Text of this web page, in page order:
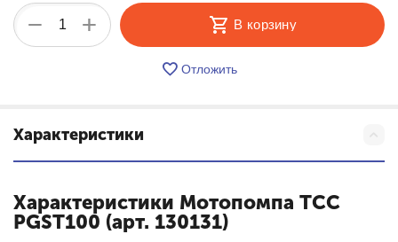
+
− В корзину
Отложить
Характеристики
Характеристики Мотопомпа ТСС
PGST100 (арт. 130131)